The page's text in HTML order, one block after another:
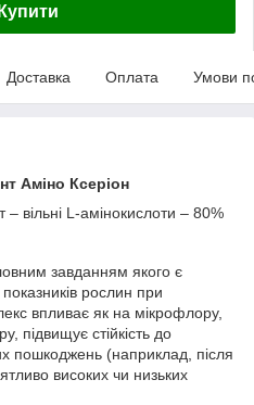
Купити
Доставка Оплата Умови
Аміно Ксеріон
– вільні L-амінокислоти – 80%
завданням якого є
рослин при
впливає як на мікрофлору,
підвищує стійкість до
пошкоджень (наприклад, після
високих чи низьких